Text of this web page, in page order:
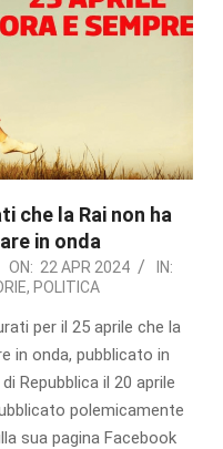
che la Rai non ha
in onda
ON: 22 APR 2024
IN:
, POLITICA
per il 25 aprile che la
in onda, pubblicato in
Repubblica il 20 aprile
polemicamente
sua pagina Facebook